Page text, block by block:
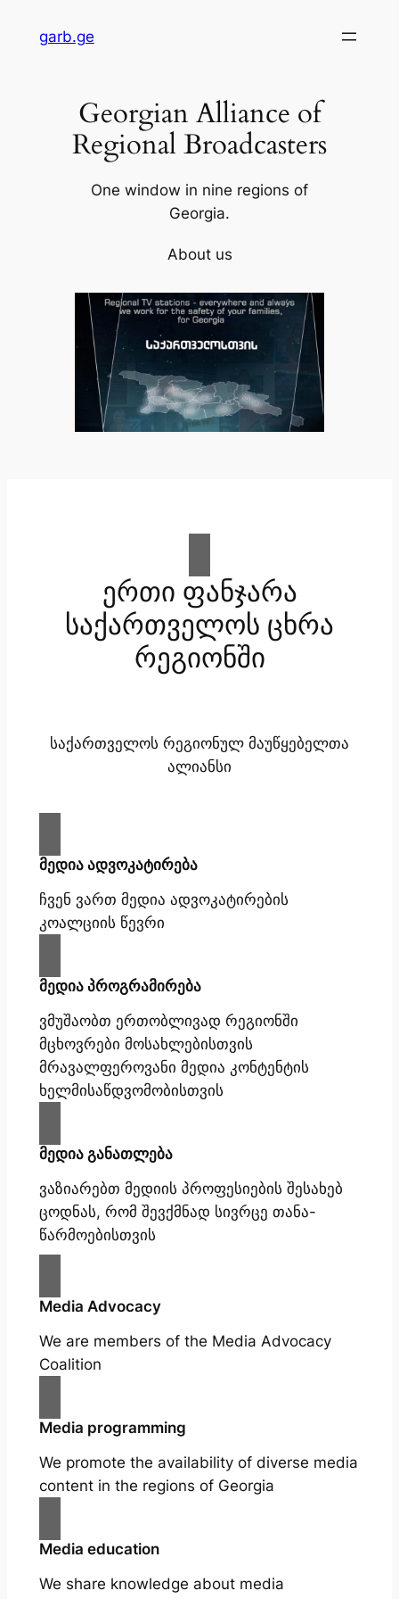
garb.ge
Georgian Alliance of
Regional Broadcasters
One window in nine regions of
Georgia.
About us
ერთი ფანჯარა
საქართველოს ცხრა
რეგიონში
საქართველოს რეგიონულ მაუწყებელთა
ალიანსი
მედია ადვოკატირება
ჩვენ ვართ მედია ადვოკატირების
კოალციის წევრი
მედია პროგრამირება
ვმუშაობთ ერთობლივად რეგიონში
მცხოვრები მოსახლებისთვის
მრავალფეროვანი მედია კონტენტის
ხელმისაწდვომობისთვის
მედია განათლება
ვაზიარებთ მედიის პროფესიების შესახებ
ცოდნას, რომ შევქმნად სივრცე თანა-
წარმოებისთვის
Media Advocacy
We are members of the Media Advocacy
Coalition
Media programming
We promote the availability of diverse media
content in the regions of Georgia
Media education
We share knowledge about media